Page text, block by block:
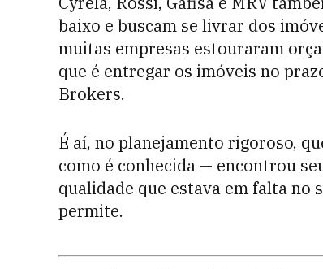
baixo e buscam se livrar dos
muitas empresas estouraram
que é entregar os imóveis no
Brokers.
É aí, no planejamento rigoroso,
como é conhecida — encontrou
qualidade que estava em falta no
permite.